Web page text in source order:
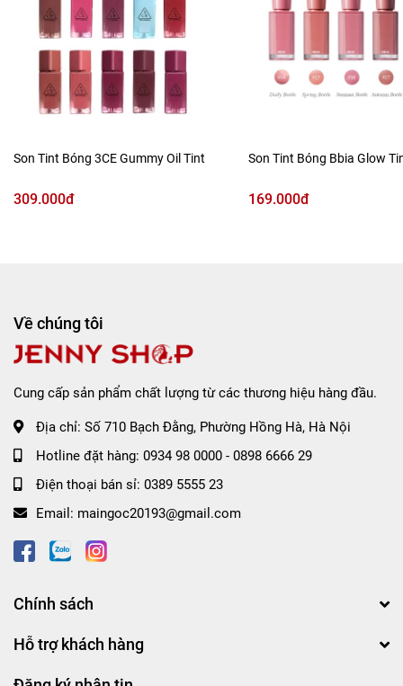
không gây tình trạng vón cục.
Hương thơm latte hạt dẻ ngọt ngào và dễ chịu.
Bảng màu với 6 tone để lựa chọn:
Son Tint Bóng 3CE Gummy Oil Tint
309.000đ
Son Tint Bóng Bbia Glow
169.000đ
Về chúng tôi
Cung cấp sản phẩm chất lượng từ các thương hiệu hàng đầu.
Địa chỉ: Số 710 Bạch Đằng, Phường Hồng Hà, Hà Nội
Hotline đặt hàng: 0934 98 0000 - 0898 6666 29
Điện thoại bán sỉ: 0389 5555 23
Email: maingoc20193@gmail.com
Chính sách
Hỗ trợ khách hàng